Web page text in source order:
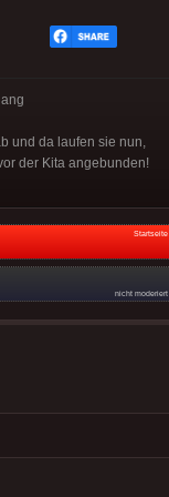
und da laufen sie nun,
der Kita angebunden!
Startseite
nicht moderiert